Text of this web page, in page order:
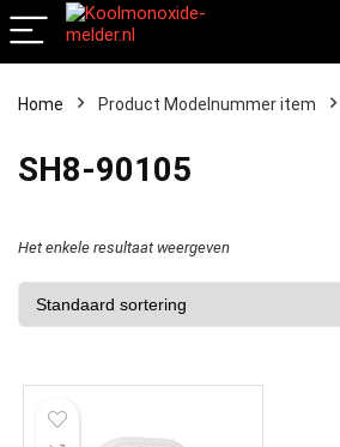
Home Product Modelnummer item
‎SH8-90105
Het enkele resultaat weergeven